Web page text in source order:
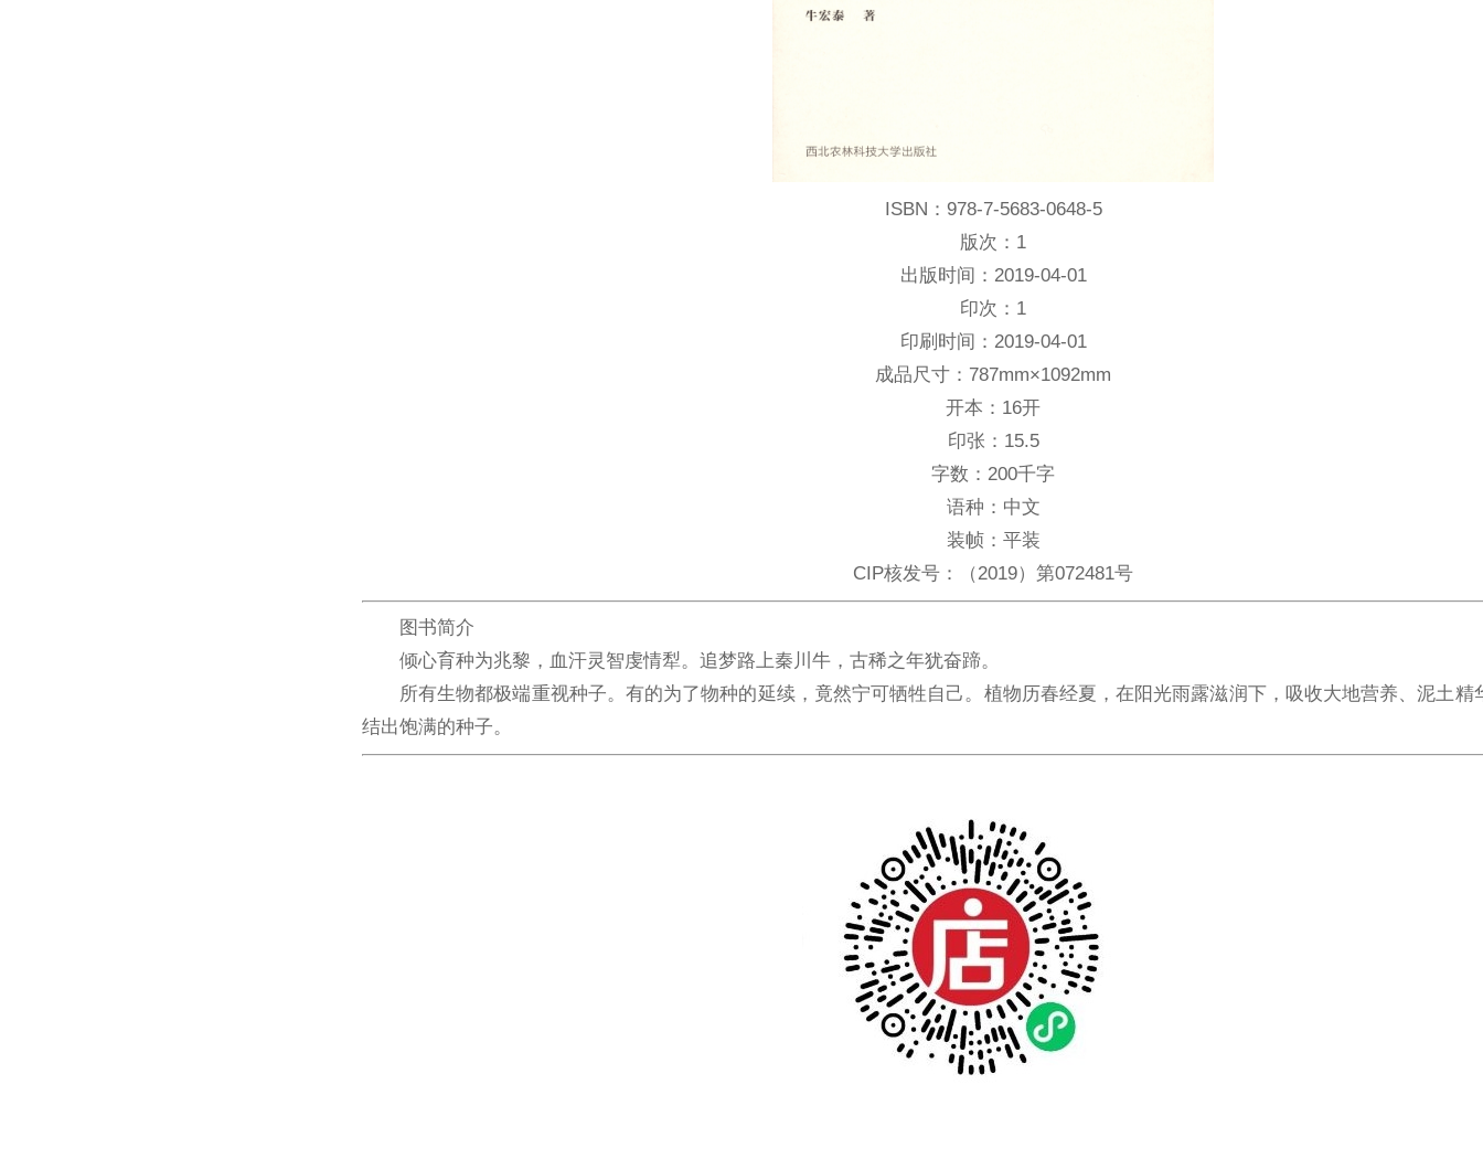
ISBN： 978-7-5683-0648-5
版次： 1
出版时间： 2019-04-01
印次： 1
印刷时间： 2019-04-01
成品尺寸： 787mm×1092mm
开本： 16开
印张： 15.5
字数： 200千字
语种： 中文
装帧： 平装
CIP核发号：
（2019）第072481号
图书简介
倾心育种为兆黎，血汗灵智虔情犁。追梦路上秦川牛，古稀之年犹奋蹄。
所有生物都极端重视种子。有的为了物种的延续，竟然宁可牺牲自己。植物历春经夏，在阳光雨露滋润下，吸收大地营养、泥土精
结出饱满的种子。